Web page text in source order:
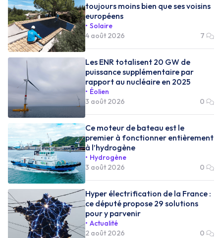
toujours moins bien que ses voisins
européens
Solaire
4 août 2026
7
Les ENR totalisent 20 GW de
puissance supplémentaire par
rapport au nucléaire en 2025
Éolien
3 août 2026
0
Ce moteur de bateau est le
premier à fonctionner entièrement
à l’hydrogène
Hydrogène
3 août 2026
0
Hyper électrification de la France :
ce député propose 29 solutions
pour y parvenir
Actualité
2 août 2026
0